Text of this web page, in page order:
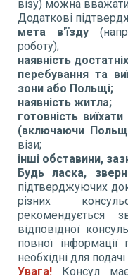
візу) можна
Додаткові
мета в'їзду
роботу);
наявність
перебування та
зони або Польщі;
наявність житла;
готовність
(включаючи
візи;
інші обставини,
Будь ласка,
підтверджуючих
різних
рекомендується
відповідної
повної
необхідні для
Увага! Консул